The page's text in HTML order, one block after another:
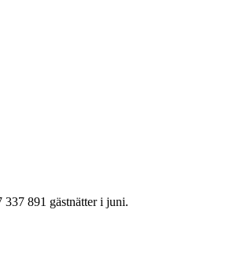
337 891 gästnätter i juni.